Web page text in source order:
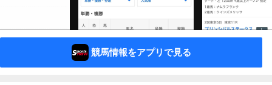
競馬情報をアプリで見る